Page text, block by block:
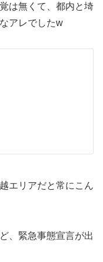
は無くて、都内と埼
アレでしたw
エリアだと常にこん
、緊急事態宣言が出